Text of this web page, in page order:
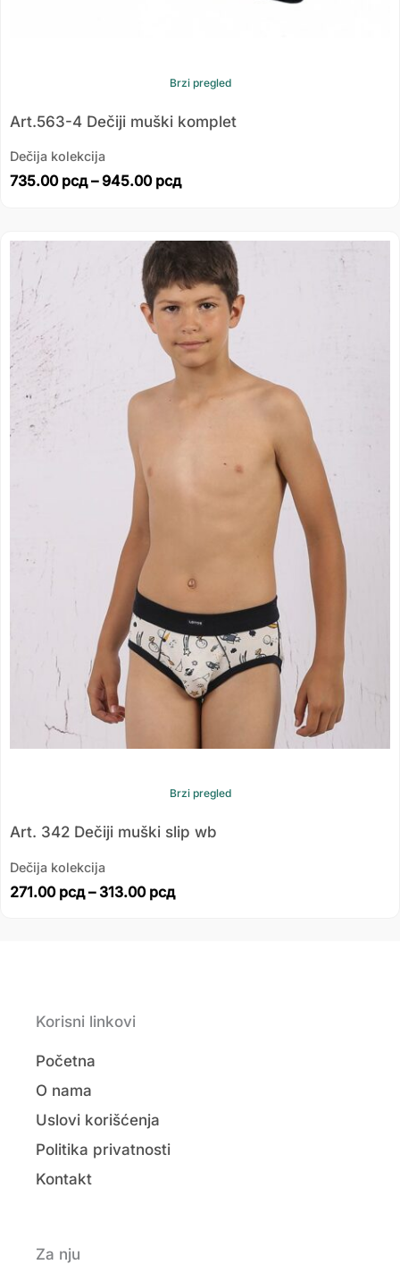
Brzi pregled
Art.563-4 Dečiji muški komplet
Dečija kolekcija
735.00 рсд – 945.00 рсд
Brzi pregled
Art. 342 Dečiji muški slip wb
Dečija kolekcija
271.00 рсд – 313.00 рсд
Распон
цена:
од
271.00 рсд
до
313.00 рсд
Korisni linkovi
Početna
O nama
Uslovi korišćenja
Politika privatnosti
Kontakt
Za nju